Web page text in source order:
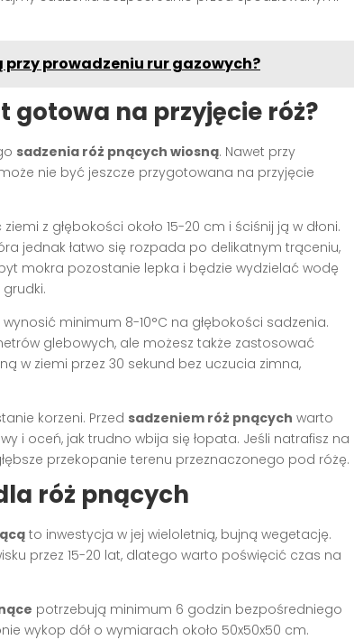
prowadzeniu rur gazowych?
gotowa na przyjęcie róż?
sadzenia róż pnących wiosną. Nawet przy
nie być jeszcze przygotowana na przyjęcie
z głębokości około 15-20 cm i ściśnij ją w dłoni.
jednak łatwo się rozpada po delikatnym trąceniu,
mokra pozostanie lepka i będzie wydzielać wodę
minimum 8-10°C na głębokości sadzenia.
glebowych, ale możesz także zastosować
w ziemi przez 30 sekund bez uczucia zimna,
korzeni. Przed sadzeniem róż pnących warto
i oceń, jak trudno wbija się łopata. Jeśli natrafisz na
przekopanie terenu przeznaczonego pod różę.
róż pnących
to inwestycja w jej wieloletnią, bujną wegetację.
przez 15-20 lat, dlatego warto poświęcić czas na
potrzebują minimum 6 godzin bezpośredniego
wykop dół o wymiarach około 50x50x50 cm.